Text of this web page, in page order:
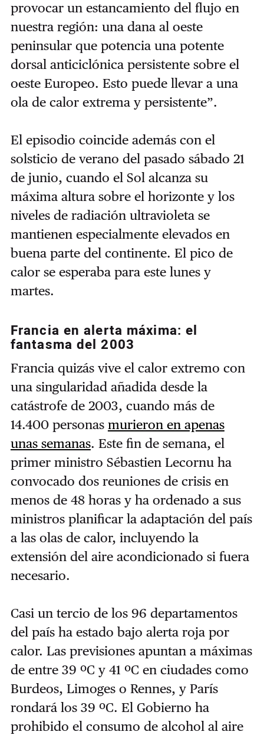
provocar un estancamiento del flujo en
nuestra región: una dana al oeste
peninsular que potencia una potente
dorsal anticiclónica persistente sobre el
oeste Europeo. Esto puede llevar a una
ola de calor extrema y persistente”.
El episodio coincide además con el
solsticio de verano del pasado sábado 21
de junio, cuando el Sol alcanza su
máxima altura sobre el horizonte y los
niveles de radiación ultravioleta se
mantienen especialmente elevados en
buena parte del continente. El pico de
calor se esperaba para este lunes y
martes.
Francia en alerta máxima: el
fantasma del 2003
Francia quizás vive el calor extremo con
una singularidad añadida desde la
catástrofe de 2003, cuando más de
14.400 personas murieron en apenas
unas semanas. Este fin de semana, el
primer ministro Sébastien Lecornu ha
convocado dos reuniones de crisis en
menos de 48 horas y ha ordenado a sus
ministros planificar la adaptación del país
a las olas de calor, incluyendo la
extensión del aire acondicionado si fuera
necesario.
Casi un tercio de los 96 departamentos
del país ha estado bajo alerta roja por
calor. Las previsiones apuntan a máximas
de entre 39 ºC y 41 ºC en ciudades como
Burdeos, Limoges o Rennes, y París
rondará los 39 ºC. El Gobierno ha
prohibido el consumo de alcohol al aire